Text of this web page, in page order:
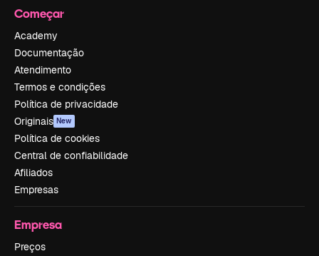
Começar
Academy
Documentação
Atendimento
Termos e condições
Política de privacidade
Originais New
Política de cookies
Central de confiabilidade
Afiliados
Empresas
Empresa
Preços